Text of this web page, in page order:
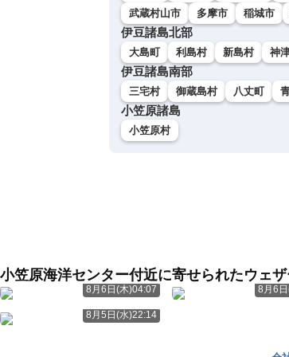
武蔵村山市
多摩市 稲城市
伊豆諸島北部
大島町 利島村 新島村 神
伊豆諸島南部
三宅村 御蔵島村 八丈町
小笠原諸島
小笠原村
小笠原海洋センター付近に寄せられたウェザ
8月6日(木)04:07 8月6
8月5日(水)22:14